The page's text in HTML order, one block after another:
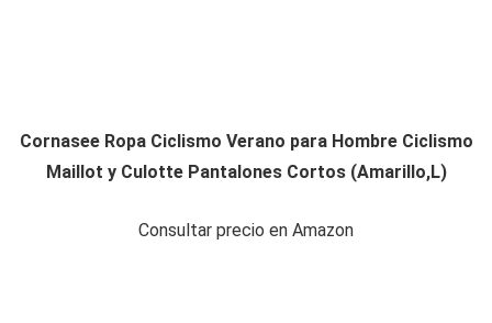
Cornasee Ropa Ciclismo Verano para Hombre Ciclismo
Maillot y Culotte Pantalones Cortos (Amarillo,L)
Consultar precio en Amazon